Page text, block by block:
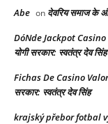
Abe on देवरिय समाज के
DóNde Jackpot
योगी सरकार: स्वतंत्र देव सिंह
Fichas De Casino Valor
सरकार: स्वतंत्र देव सिंह
krajský přebor fotbal